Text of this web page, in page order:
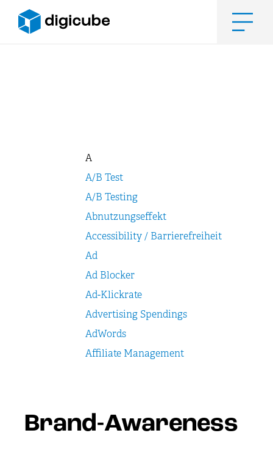
Inhalt
Brand-Awareness
A
A/B Test
A/B Testing
Abnutzungseffekt
Accessibility / Barrierefreiheit
Ad
Ad Blocker
Ad-Klickrate
Advertising Spendings
AdWords
Affiliate Management